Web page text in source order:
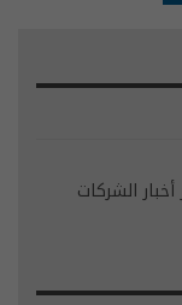
أخبار الشركات